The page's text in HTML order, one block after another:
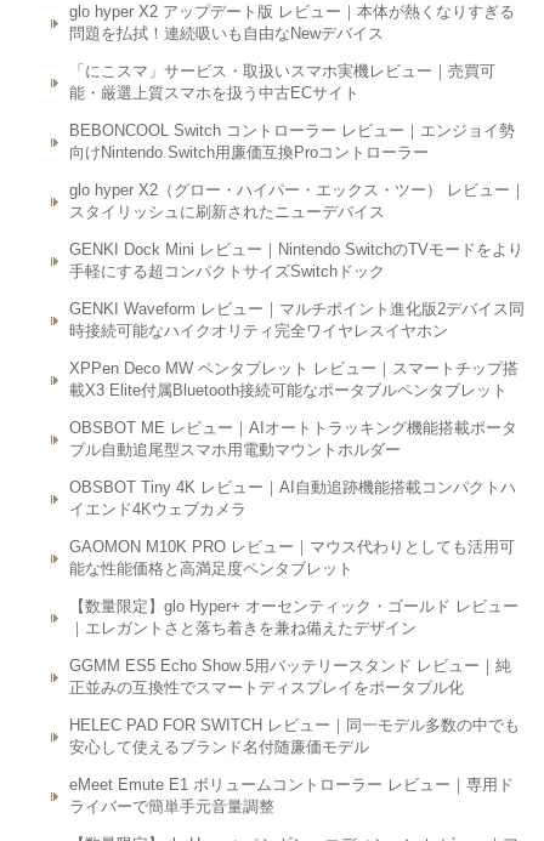
glo hyper X2 アップデート版 レビュー｜本体が熱くなりすぎる
問題を払拭！連続吸いも自由なNewデバイス
「にこスマ」サービス・取扱いスマホ実機レビュー｜売買可
能・厳選上質スマホを扱う中古ECサイト
BEBONCOOL Switch コントローラー レビュー｜エンジョイ勢
向けNintendo Switch用廉価互換Proコントローラー
glo hyper X2（グロー・ハイパー・エックス・ツー） レビュー｜
スタイリッシュに刷新されたニューデバイス
GENKI Dock Mini レビュー｜Nintendo SwitchのTVモードをより
手軽にする超コンパクトサイズSwitchドック
GENKI Waveform レビュー｜マルチポイント進化版2デバイス同
時接続可能なハイクオリティ完全ワイヤレスイヤホン
XPPen Deco MW ペンタブレット レビュー｜スマートチップ搭
載X3 Elite付属Bluetooth接続可能なポータブルペンタブレット
OBSBOT ME レビュー｜AIオートトラッキング機能搭載ポータ
ブル自動追尾型スマホ用電動マウントホルダー
OBSBOT Tiny 4K レビュー｜AI自動追跡機能搭載コンパクトハ
イエンド4Kウェブカメラ
GAOMON M10K PRO レビュー｜マウス代わりとしても活用可
能な性能価格と高満足度ペンタブレット
【数量限定】glo Hyper+ オーセンティック・ゴールド レビュー
｜エレガントさと落ち着きを兼ね備えたデザイン
GGMM ES5 Echo Show 5用バッテリースタンド レビュー｜純
正並みの互換性でスマートディスプレイをポータブル化
HELEC PAD FOR SWITCH レビュー｜同一モデル多数の中でも
安心して使えるブランド名付随廉価モデル
eMeet Emute E1 ボリュームコントローラー レビュー｜専用ド
ライバーで簡単手元音量調整